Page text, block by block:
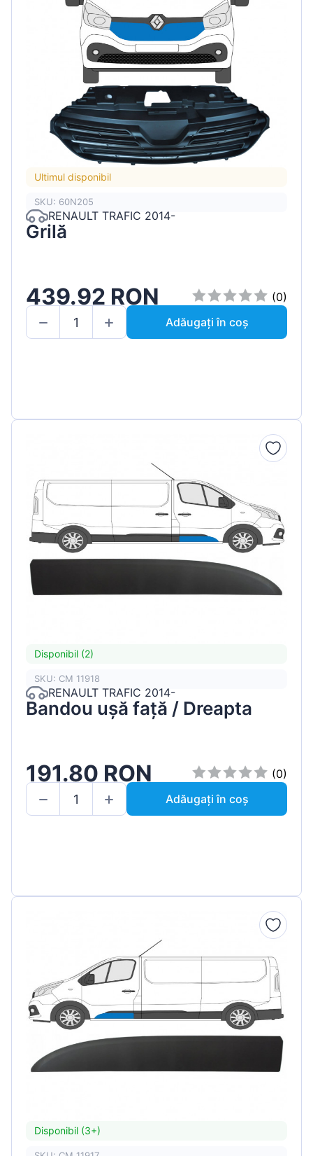
Ultimul disponibil
SKU: 60N205
RENAULT TRAFIC 2014-
Grilă
439.92 RON
(0)
Adăugați în coș
Disponibil (2)
SKU: CM 11918
RENAULT TRAFIC 2014-
Bandou ușă față / Dreapta
191.80 RON
(0)
Adăugați în coș
Disponibil (3+)